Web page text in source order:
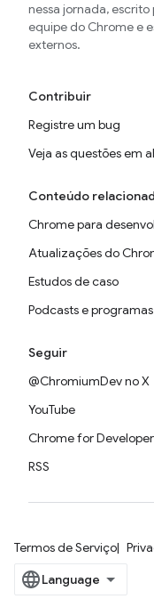
nessa jornada,
equipe do Chrome e
externos.
Contribuir
Registre um bug
Veja as questões em
Conteúdo
Chrome para
Atualizações do
Estudos de caso
Podcasts e programas
Seguir
@ChromiumDev no X
YouTube
Chrome for
RSS
Termos de Serviço